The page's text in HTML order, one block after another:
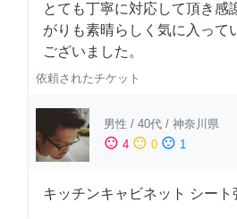
とても丁寧に対応して頂き感
がりも素晴らしく気に入って
ございました。
依頼されたチケット
男性 / 40代 / 神奈川県
sentiment_satisfied 4 sentiment_neutral 0 sentiment_dissatisfied 1
キッチンキャビネット シート